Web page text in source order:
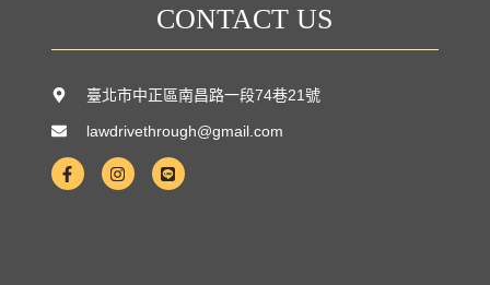
CONTACT US
臺北市中正區南昌路一段74巷21號
lawdrivethrough@gmail.com